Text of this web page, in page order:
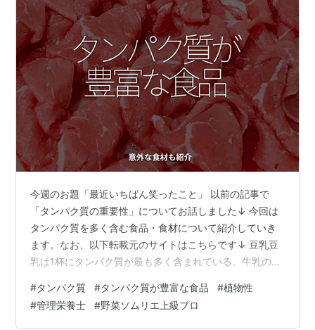
今週のお題「最近いちばん笑ったこと」 以前の記事で
「タンパク質の重要性」についてお話しました↓ 今回は
タンパク質を多く含む食品・食材について紹介していき
ます。なお、以下転載元のサイトはこちらです↓ 豆乳豆
乳は1杯にタンパク質が最も多く含まれている。牛乳の代
も魅力。1食分（1カップ）：105キロカロリー、タンパク
質 6.34グラム 豆乳（とうにゅう） 大豆を水に浸してす
#タンパク質 #タンパク質が豊富な食品 #植物性
#管理栄養士 #野菜ソムリエ上級プロ